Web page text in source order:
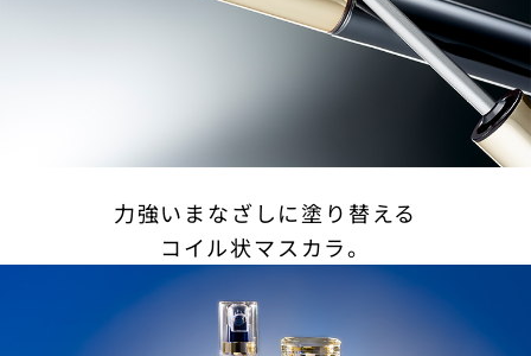
力強いまなざしに塗り替える
コイル状マスカラ。